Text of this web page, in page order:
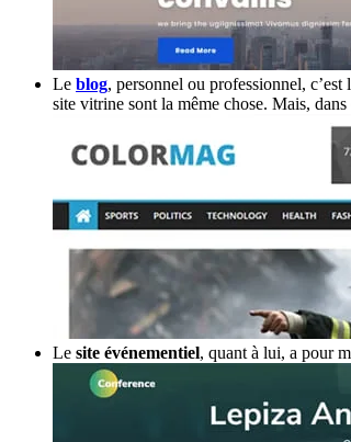
Le blog, personnel ou professionnel,
site vitrine sont la même chose. Mais, dans
Le site événementiel, quant à lui, a pour